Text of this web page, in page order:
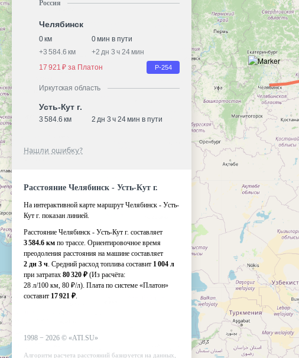
Россия
Челябинск
0 км
0 мин в пути
+3 584.6 км +2 дн 3 ч 24 мин
17 921 ₽ за Платон
Р-254
Иркутская область
Усть-Кут г.
3 584.6 км 2 дн 3 ч 24 мин в пути
Нашли ошибку?
Расстояние Челябинск - Усть-Кут г.
На интерактивной карте маршрут Челябинск - Усть-
Кут г. показан линией.
Расстояние Челябинск - Усть-Кут г. составляет
3 584.6 км по трассе. Ориентировочное время
преодоления расстояния на машине составляет
2 дн 3 ч. Средний расход топлива составит 1 004 л
при затратах 80 320 ₽ (Из расчёта:
28 л/100 км, 80 ₽/л). Плата по системе «Платон»
составит 17 921 ₽.
1998 − 2026 © «ATI.SU»
Алгоритм расчета расстояний базируется на данных,